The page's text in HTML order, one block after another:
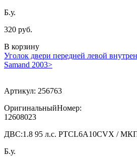
Б.у.
320 руб.
В корзину
Уголок двери передней левой
Samand 2003>
Артикул: 256763
ОригинальныйНомер:
12608023
ДВС:1.8 95 л.с. PTCL6A10CVX /
Б.у.